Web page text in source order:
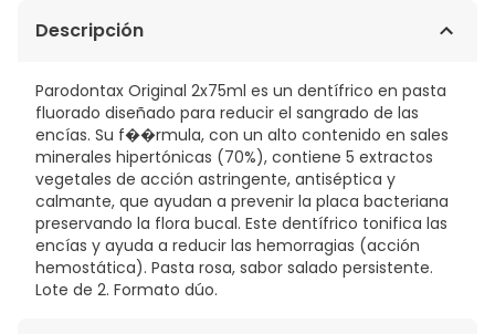
Descripción
Parodontax Original 2x75ml es un dentífrico en pasta
fluorado diseñado para reducir el sangrado de las
encías. Su f��rmula, con un alto contenido en sales
minerales hipertónicas (70%), contiene 5 extractos
vegetales de acción astringente, antiséptica y
calmante, que ayudan a prevenir la placa bacteriana
preservando la flora bucal. Este dentífrico tonifica las
encías y ayuda a reducir las hemorragias (acción
hemostática). Pasta rosa, sabor salado persistente.
Lote de 2. Formato dúo.